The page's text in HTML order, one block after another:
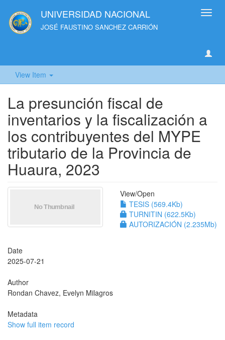
UNIVERSIDAD NACIONAL
JOSÉ FAUSTINO SANCHEZ CARRIÓN
View Item
La presunción fiscal de
inventarios y la fiscalización a
los contribuyentes del MYPE
tributario de la Provincia de
Huaura, 2023
View/Open
TESIS (569.4Kb)
TURNITIN (622.5Kb)
AUTORIZACIÓN (2.235Mb)
Date
2025-07-21
Author
Rondan Chavez, Evelyn Milagros
Metadata
Show full item record